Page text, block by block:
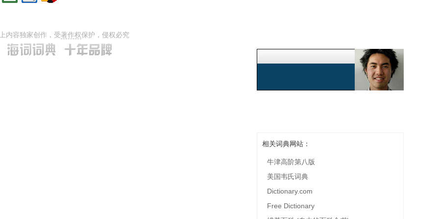
内容独家创作，受著作权保护，侵权必究
相关词典网站：
牛津高阶第八版
美国韦氏词典
Dictionary.com
Free Dictionary